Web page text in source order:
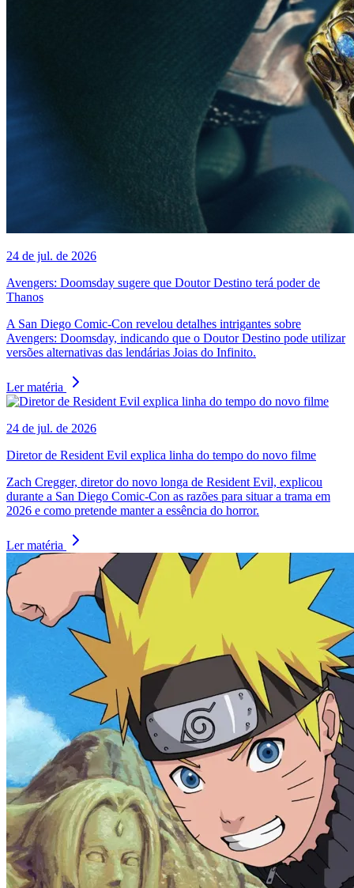
24 de jul. de 2026
Avengers: Doomsday sugere que Doutor Destino terá poder de
Thanos
A San Diego Comic-Con revelou detalhes intrigantes sobre
Avengers: Doomsday, indicando que o Doutor Destino pode utilizar
versões alternativas das lendárias Joias do Infinito.
Ler matéria
24 de jul. de 2026
Diretor de Resident Evil explica linha do tempo do novo filme
Zach Cregger, diretor do novo longa de Resident Evil, explicou
durante a San Diego Comic-Con as razões para situar a trama em
2026 e como pretende manter a essência do horror.
Ler matéria